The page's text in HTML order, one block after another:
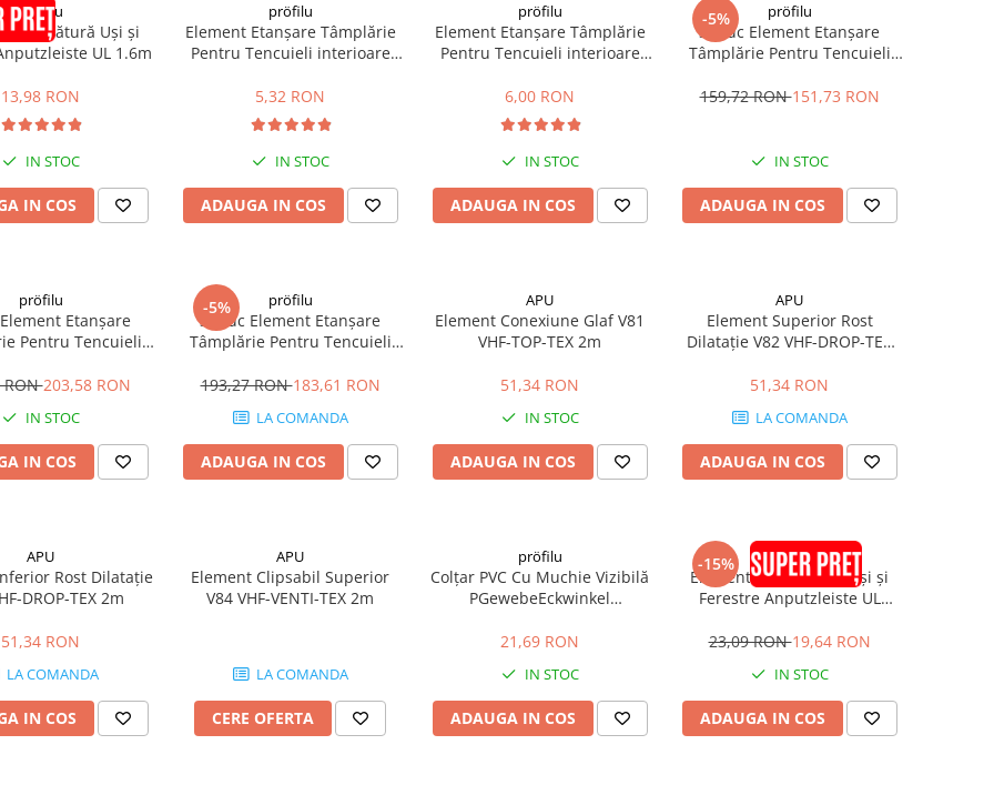
pröfilu
de Legătură Uși și
UL 1.6m
13,98 RON
IN STOC
IN COS
pröfilu
Element Etanșare Tâmplărie
Pentru Tencuieli interioare
5,32 RON
IN STOC
ADAUGA IN COS
pröfilu
Element Etanșare Tâmplărie
Pentru Tencuieli interioare
6,00 RON
IN STOC
ADAUGA IN COS
-5% pröfilu
30buc Element Etanșare
Tâmplărie Pentru Tencuieli
6mm 1.4m
159,72 RON151,73 RON
IN STOC
ADAUGA IN COS
pröfilu
Etanșare
Pentru Tencuieli
6mm 1.6m
RON203,58 RON
IN STOC
IN COS
-5% pröfilu
30buc Element Etanșare
Tâmplărie Pentru Tencuieli
9mm 1.4m
193,27 RON183,61 RON
LA COMANDA
ADAUGA IN COS
APU
Element Conexiune Glaf V81
VHF-TOP-TEX 2m
51,34 RON
IN STOC
ADAUGA IN COS
APU
Element Superior Rost
Dilatație V82 VHF-DROP-TEX
51,34 RON
LA COMANDA
ADAUGA IN COS
APU
Rost Dilatație
DROP-TEX 2m
51,34 RON
LA COMANDA
IN COS
APU
Element Clipsabil Superior
V84 VHF-VENTI-TEX 2m
LA COMANDA
CERE OFERTA
pröfilu
Colțar PVC Cu Muchie Vizibilă
PGewebeEckwinkel
21,69 RON
IN STOC
ADAUGA IN COS
-15% pröfilu
Element de Legătură Uși și
Ferestre Anputzleiste UL
23,09 RON19,64 RON
IN STOC
ADAUGA IN COS